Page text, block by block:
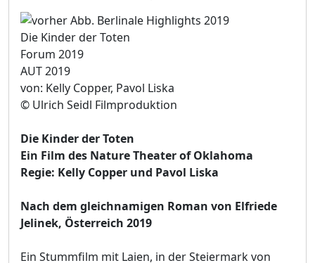
Die Kinder der Toten
Forum 2019
AUT 2019
von: Kelly Copper, Pavol Liska
© Ulrich Seidl Filmproduktion
Die Kinder der Toten
Ein Film des Nature Theater of Oklahoma
Regie: Kelly Copper und Pavol Liska
Nach dem gleichnamigen Roman von Elfriede
Jelinek, Österreich 2019
Ein Stummfilm mit Laien, in der Steiermark von